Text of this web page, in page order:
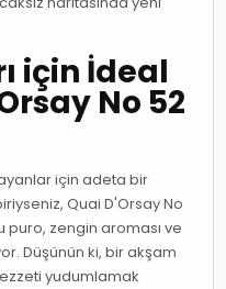
için İdeal
No 52
için adeta bir
Quai D'Orsay No
puro, zengin aroması ve
Düşünün ki, bir akşam
yudumlamak